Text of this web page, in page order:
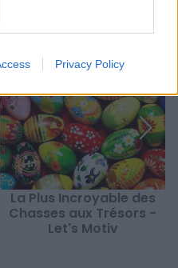
Privacy Policy
La Plus Incroyable des
Chasses aux Trésors -
Let's Motiv